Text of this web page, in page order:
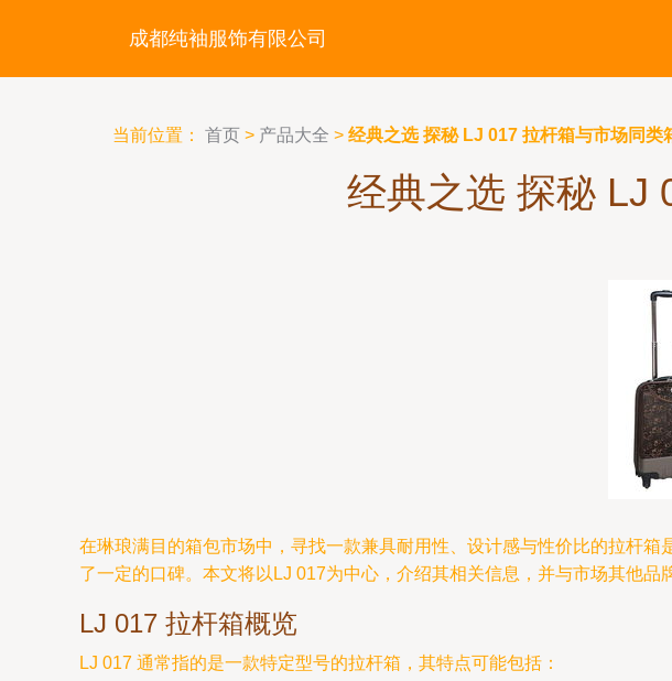
成都纯袖服饰有限公司
当前位置： 首页 > 产品大全 > 经典之选 探秘 LJ 017 拉杆箱与市场同类
经典之选 探秘 LJ
在琳琅满目的箱包市场中，寻找一款兼具耐用性、设计感与性价比的拉杆箱
了一定的口碑。本文将以LJ 017为中心，介绍其相关信息，并与市场其他品
LJ 017 拉杆箱概览
LJ 017 通常指的是一款特定型号的拉杆箱，其特点可能包括：